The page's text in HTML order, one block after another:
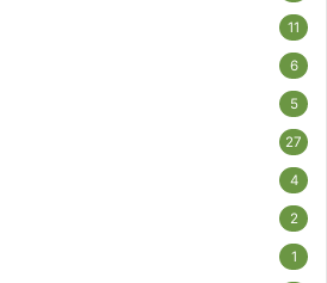
11
6
5
27
4
2
1